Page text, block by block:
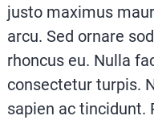
justo maximus
arcu. Sed ornare
rhoncus eu. Nulla
consectetur turpis.
sapien ac